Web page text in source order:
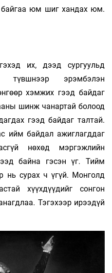
байгаа юм шиг хандах юм.
их, дээд сургуульд
түвшнээр эрэмбэлэн
хэмжих гээд байдаг
шинж чанартай болоод
гээд байдаг талтай.
ийм байдал ажиглагддаг
нөхөд мэргэжлийн
байна гэсэн үг. Тийм
нь сурах ч үгүй. Монголд
хүүхдүүдийг сонгон
Тэгэхээр ирээдүй